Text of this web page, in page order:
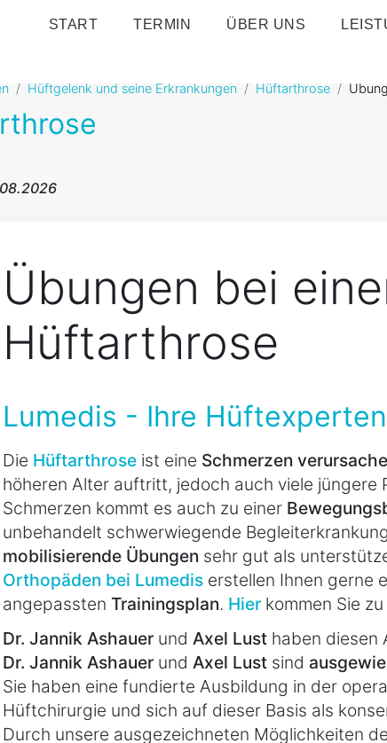
START TERMIN ÜBER UNS
Hüftgelenk und seine Erkrankungen Hüftarthrose
Übungen bei
Hüftarthrose
Lumedis - Ihre Hüftexperten
Die Hüftarthrose ist eine Schmerzen
höheren Alter auftritt, jedoch auch viele
Schmerzen kommt es auch zu einer
unbehandelt schwerwiegende
mobilisierende Übungen sehr gut als
Orthopäden bei Lumedis erstellen Ihnen gerne
angepassten Trainingsplan. Hier kommen Sie
Dr. Jannik Ashauer und Axel Lust haben diesen
Dr. Jannik Ashauer und Axel Lust sind
Sie haben eine fundierte Ausbildung in der
Hüftchirurgie und sich auf dieser Basis als
Durch unsere ausgezeichneten Möglichkeiten